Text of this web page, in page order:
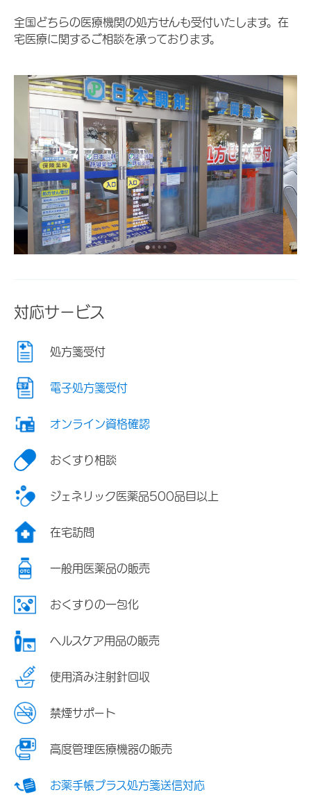
全国どちらの医療機関の処方せんも受付いたします。在
宅医療に関するご相談を承っております。
対応サービス
処方箋受付
電子処方箋受付
オンライン資格確認
おくすり相談
ジェネリック医薬品500品目以上
在宅訪問
一般用医薬品の販売
おくすりの一包化
ヘルスケア用品の販売
使用済み注射針回収
禁煙サポート
高度管理医療機器の販売
お薬手帳プラス処方箋送信対応